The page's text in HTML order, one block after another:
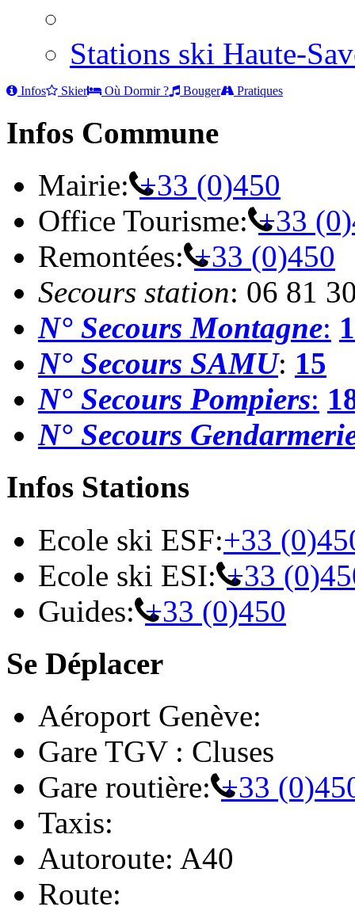
Stations ski Haute-
Infos Skier Où Dormir ? Bouger Pratiques
Infos Commune
Mairie: +33 (0)450
Office Tourisme: +33
Remontées: +33 (0)450
Secours station: 06 81
N° Secours Montagne:
N° Secours SAMU: 15
N° Secours Pompiers:
N° Secours
Infos Stations
Ecole ski ESF:+33
Ecole ski ESI: +33
Guides: +33 (0)450
Se Déplacer
Aéroport Genève:
Gare TGV : Cluses
Gare routière: +33
Taxis:
Autoroute: A40
Route: